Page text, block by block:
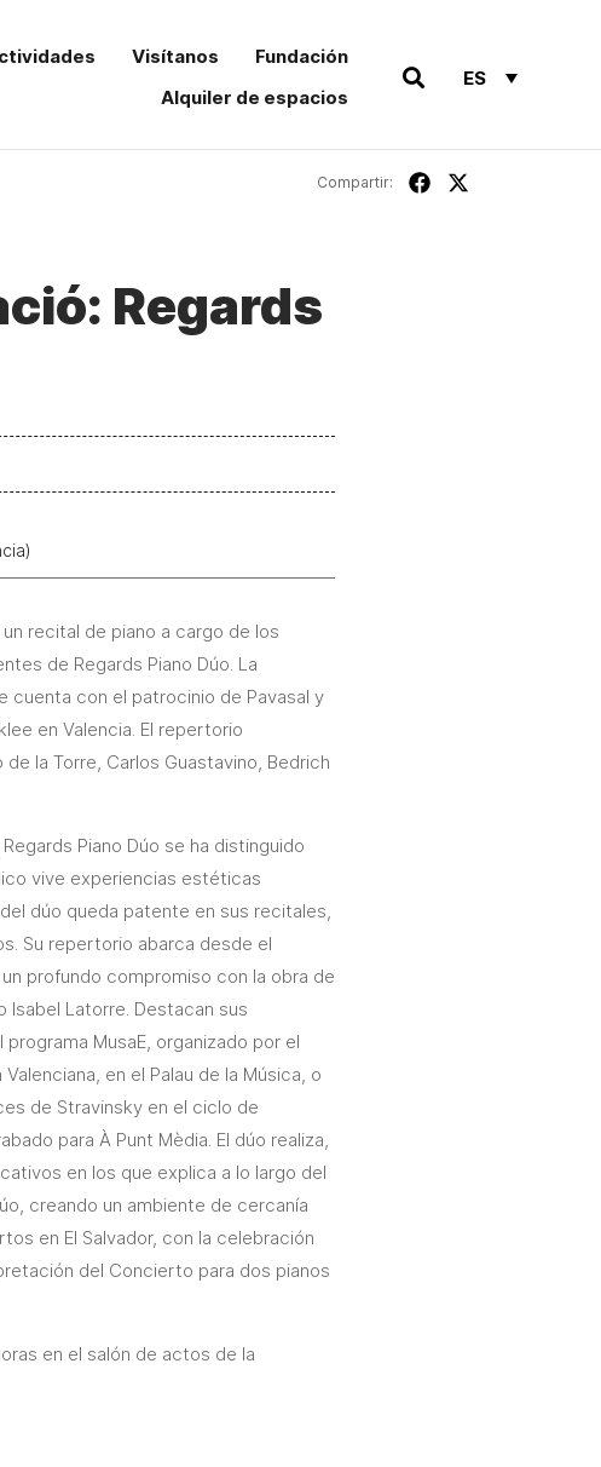
Visítanos
Fundación
Alquiler de espacios
ES
Compartir:
Regards
recital de piano a cargo de los
de Regards Piano Dúo. La
cuenta con el patrocinio de Pavasal y
en Valencia. El repertorio
la Torre, Carlos Guastavino, Bedrich
Piano Dúo se ha distinguido
vive experiencias estéticas
dúo queda patente en sus recitales,
Su repertorio abarca desde el
profundo compromiso con la obra de
Isabel Latorre. Destacan sus
MusaE, organizado por el
en el Palau de la Música, o
de Stravinsky en el ciclo de
para À Punt Mèdia. El dúo realiza,
en los que explica a lo largo del
creando un ambiente de cercanía
en El Salvador, con la celebración
del Concierto para dos pianos
en el salón de actos de la